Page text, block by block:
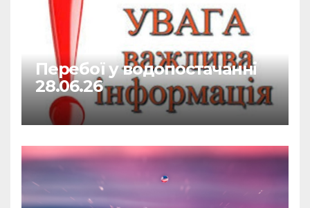
Перебої у водопостачанні
28.06.26